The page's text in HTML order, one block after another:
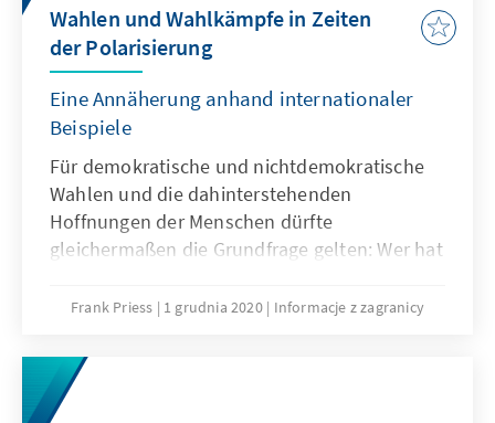
beiden traditionellen Pfeiler deutscher
Außenpolitik: die Europäische Union und das
transatlantische Verhältnis? Wie um das
Gewicht „des Westens“ in der Welt?
Antworten auf diese Fragen weisen den Weg
Bundesregierung und speziell für ihr
Außenhandeln.
Wahlen und Wahlkämpfe in Zeiten
der Polarisierung
Eine Annäherung anhand internationaler
Beispiele
Für demokratische und nichtdemokratische
Wahlen und die dahinterstehenden
Hoffnungen der Menschen dürfte
gleichermaßen die Grundfrage gelten: Wer hat
Herausforderungen der Zukunft, mit wem
bewegte die Menschen gestern und bewegt
sie heute.
Frank Priess 1 grudnia 2020 Informacje z zagranicy